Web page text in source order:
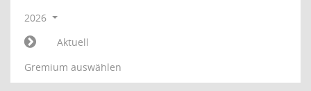
2026
Aktuell
Gremium auswählen